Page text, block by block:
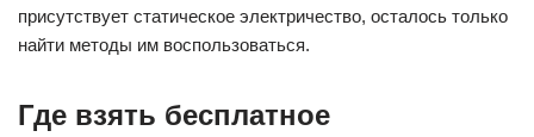
присутствует статическое электричество, осталось только
найти методы им воспользоваться.
Где взять бесплатное